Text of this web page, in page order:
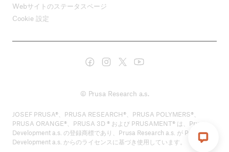
Webサイトのステータスページ
Cookie 設定
© Prusa Research a.s.
JOSEF PRUSA®、PRUSA RESEARCH®、PRUSA POLYMERS®、
PRUSA ORANGE®、PRUSA 3D ® および PRUSAMENT® は、Prusa
Development a.s. の登録商標であり、Prusa Research a.s. が Prusa
Development a.s. からのライセンスに基づき使用しています。